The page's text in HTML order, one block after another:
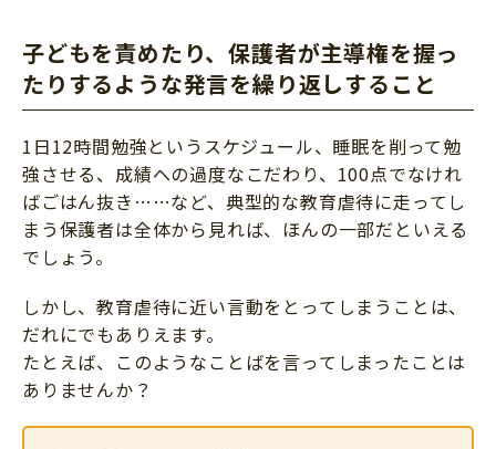
子どもを責めたり、保護者が主導権を握っ
たりするような発言を繰り返しすること
1日12時間勉強というスケジュール、睡眠を削って勉
強させる、成績への過度なこだわり、100点でなけれ
ばごはん抜き……など、典型的な教育虐待に走ってし
まう保護者は全体から見れば、ほんの一部だといえる
でしょう。
しかし、教育虐待に近い言動をとってしまうことは、
だれにでもありえます。
たとえば、このようなことばを言ってしまったことは
ありませんか？